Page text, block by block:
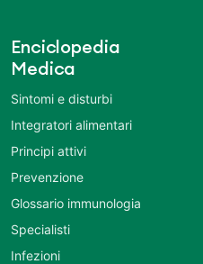
Enciclopedia
Medica
Sintomi e disturbi
Integratori alimentari
Principi attivi
Prevenzione
Glossario immunologia
Specialisti
Infezioni